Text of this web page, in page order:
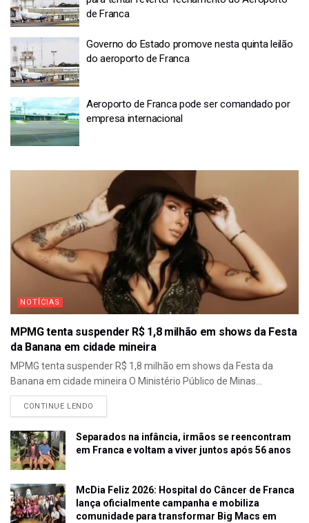
de Franca
Governo do Estado promove nesta quinta leilão
do aeroporto de Franca
Aeroporto de Franca pode ser comandado por
empresa internacional
NOTÍCIAS
MPMG tenta suspender R$ 1,8 milhão em shows da Festa
da Banana em cidade mineira
MPMG tenta suspender R$ 1,8 milhão em shows da Festa da
Banana em cidade mineira O Ministério Público de Minas...
CONTINUE LENDO
Separados na infância, irmãos se reencontram
em Franca e voltam a viver juntos após 56 anos
McDia Feliz 2026: Hospital do Câncer de Franca
lança oficialmente campanha e mobiliza
comunidade para transformar Big Macs em